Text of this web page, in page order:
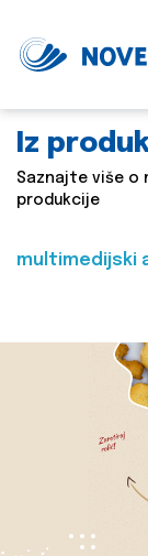
Iz
Saznajte više o
produkcije
multimedijski